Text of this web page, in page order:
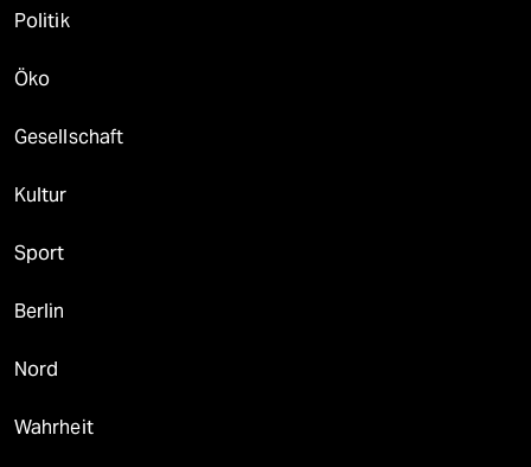
Politik
Öko
Gesellschaft
Kultur
Sport
Berlin
Nord
Wahrheit